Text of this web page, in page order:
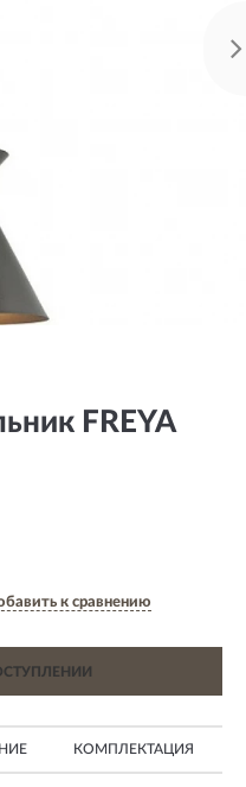
FREYA
к сравнению
КОМПЛЕКТАЦИЯ